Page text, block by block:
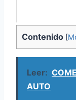
Contenido [
Leer:
AUTO